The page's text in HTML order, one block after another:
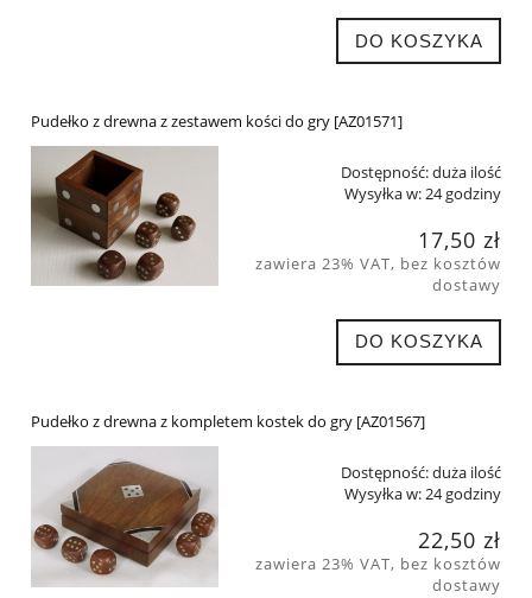
DO KOSZYKA
Pudełko z drewna z zestawem kości do gry [AZ01571]
Dostępność:duża ilość
Wysyłka w:24 godziny
17,50 zł
zawiera 23% VAT, bez kosztów
dostawy
DO KOSZYKA
Pudełko z drewna z kompletem kostek do gry [AZ01567]
Dostępność:duża ilość
Wysyłka w:24 godziny
22,50 zł
zawiera 23% VAT, bez kosztów
dostawy